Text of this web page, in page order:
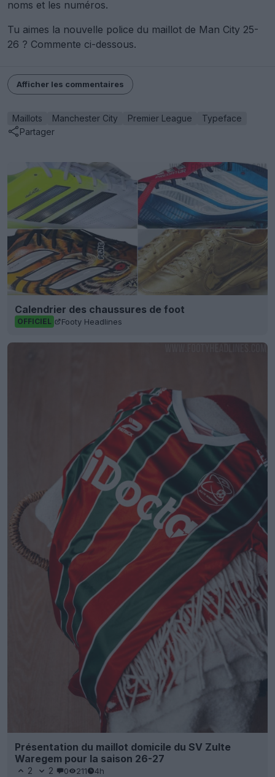
noms et les numéros.
Tu aimes la nouvelle police du maillot de Man City 25-
26 ? Commente ci-dessous.
Afficher les commentaires
Maillots Manchester City Premier League
Typeface
Partager
Calendrier des chaussures de foot
OFFICIEL Footy Headlines
Présentation du maillot domicile du SV Zulte
Waregem pour la saison 26-27
2 2 0 211 4h